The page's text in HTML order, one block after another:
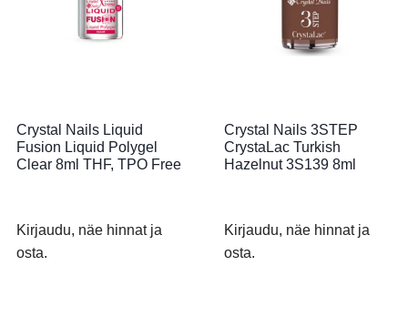
Crystal Nails Liquid
Fusion Liquid Polygel
Clear 8ml THF, TPO Free
Kirjaudu, näe hinnat ja
osta.
Crystal Nails 3STEP
CrystaLac Turkish
Hazelnut 3S139 8ml
Kirjaudu, näe hinnat ja
osta.